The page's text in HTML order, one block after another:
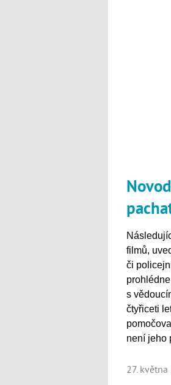
filmů,
či
s
čtyřiceti
není jeho
27.